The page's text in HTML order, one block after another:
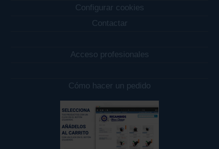
Configurar cookies
Contactar
Acceso profesionales
Cómo hacer un pedido